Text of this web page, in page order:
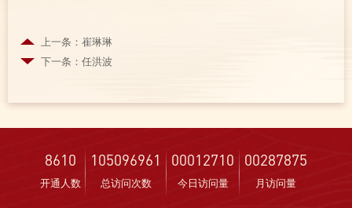
上一条：崔琳琳
下一条：任洪波
8610
开通人数
105096961
总访问次数
00012710
今日访问量
00287875
月访问量